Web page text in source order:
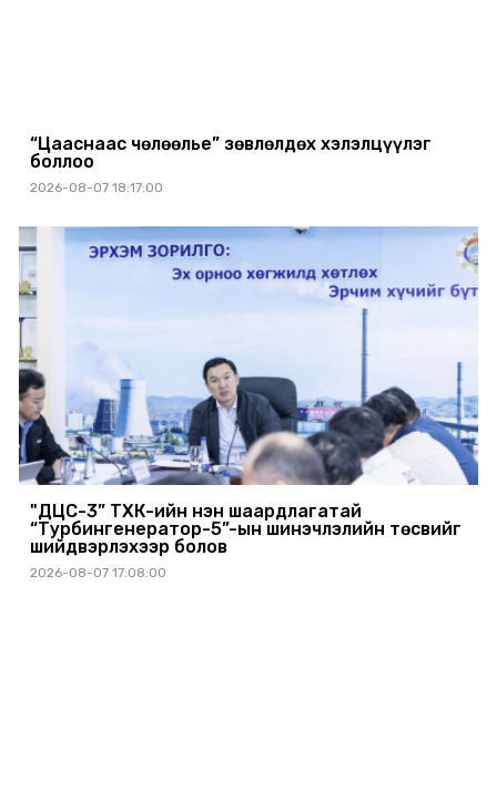
“Цааснаас чөлөөлье” зөвлөлдөх хэлэлцүүлэг
боллоо
2026-08-07 18:17:00
"ДЦС-3” ТӨХК-ийн нэн шаардлагатай
“Турбингенератор-5”-ын шинэчлэлийн төсвийг
шийдвэрлэхээр болов
2026-08-07 17:08:00